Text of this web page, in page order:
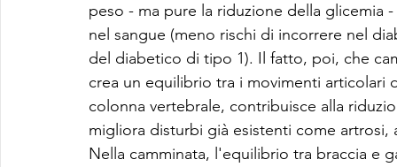
peso - ma pure la riduzione della
nel sangue (meno rischi di incorrere nel
del diabetico di tipo 1). Il fatto, poi, che
crea un equilibrio tra i movimenti articolari
colonna vertebrale, contribuisce alla
migliora disturbi già esistenti come
Nella camminata, l'equilibrio tra braccia e